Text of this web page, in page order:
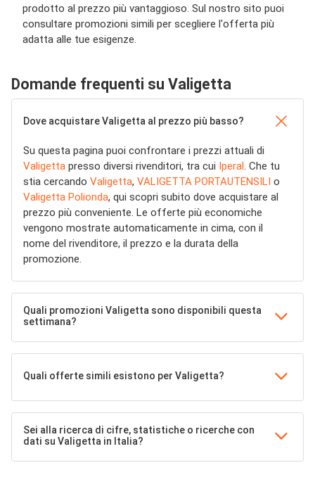
prodotto al prezzo più vantaggioso. Sul nostro sito puoi
consultare promozioni simili per scegliere l'offerta più
adatta alle tue esigenze.
Domande frequenti su Valigetta
Dove acquistare Valigetta al prezzo più basso?
Su questa pagina puoi confrontare i prezzi attuali di
Valigetta presso diversi rivenditori, tra cui Iperal . Che tu
stia cercando Valigetta, VALIGETTA PORTAUTENSILI o
Valigetta Polionda, qui scopri subito dove acquistare al
prezzo più conveniente. Le offerte più economiche
vengono mostrate automaticamente in cima, con il
nome del rivenditore, il prezzo e la durata della
promozione.
Quali promozioni Valigetta sono disponibili questa
settimana?
Quali offerte simili esistono per Valigetta?
Sei alla ricerca di cifre, statistiche o ricerche con
dati su Valigetta in Italia?